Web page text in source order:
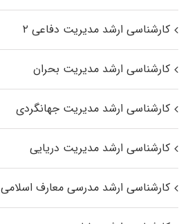
کارشناسی ارشد مدیریت دفاعی ۲
کارشناسی ارشد مدیریت بحران
کارشناسی ارشد مدیریت جهانگردی
کارشناسی ارشد مدیریت دریایی
کارشناسی ارشد مدرسی معارف اسلامی